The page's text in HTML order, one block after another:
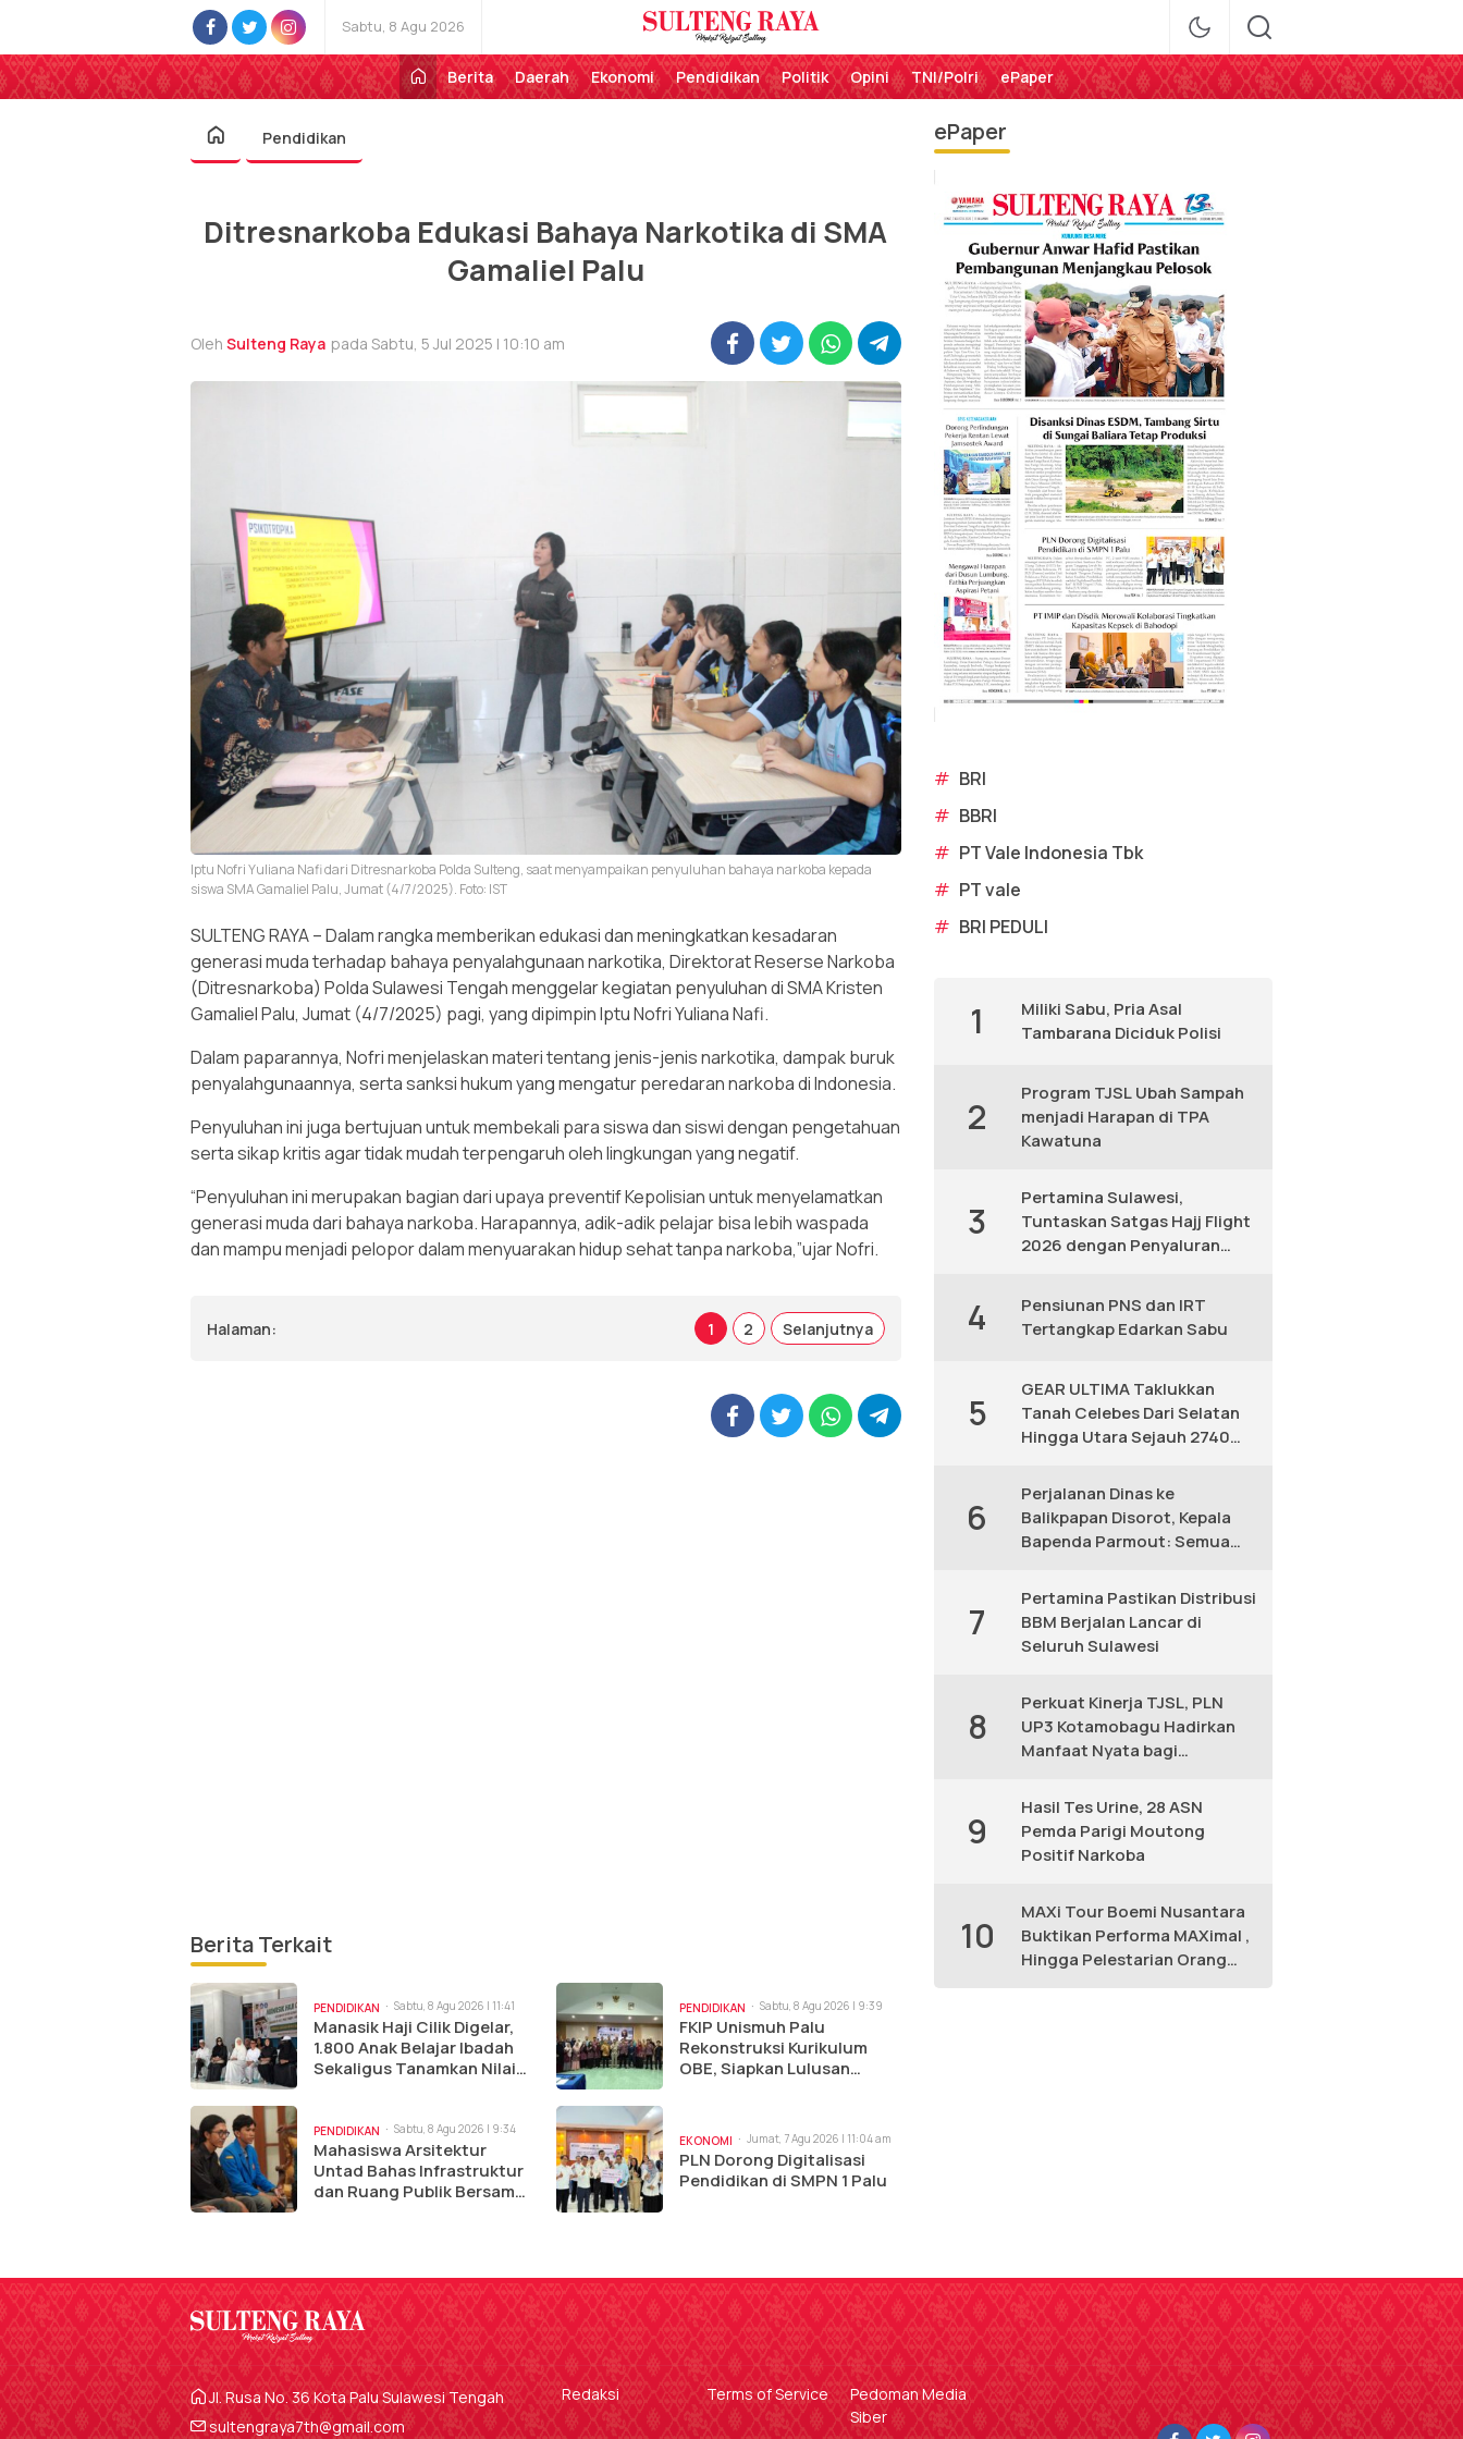
Sabtu, 8 Agu 2026
Sulteng Raya
Perekat Rakyat Sulteng
Berita
Daerah Ekonomi Pendidikan Politik Opini TNI/Polri ePaper
Pendidikan
Ditresnarkoba Edukasi Bahaya Narkotika di SMA
Gamaliel Palu
Oleh Sulteng Raya pada Sabtu, 5 Jul 2025 | 10:10 am
Iptu Nofri Yuliana Nafi dari Ditresnarkoba Polda Sulteng, saat menyampaikan penyuluhan bahaya narkoba kepada
siswa SMA Gamaliel Palu, Jumat (4/7/2025). Foto: IST
SULTENG RAYA – Dalam rangka memberikan edukasi dan meningkatkan kesadaran
generasi muda terhadap bahaya penyalahgunaan narkotika, Direktorat Reserse Narkoba
(Ditresnarkoba) Polda Sulawesi Tengah menggelar kegiatan penyuluhan di SMA Kristen
Gamaliel Palu, Jumat (4/7/2025) pagi, yang dipimpin Iptu Nofri Yuliana Nafi.
Dalam paparannya, Nofri menjelaskan materi tentang jenis-jenis narkotika, dampak buruk
penyalahgunaannya, serta sanksi hukum yang mengatur peredaran narkoba di Indonesia.
Penyuluhan ini juga bertujuan untuk membekali para siswa dan siswi dengan pengetahuan
serta sikap kritis agar tidak mudah terpengaruh oleh lingkungan yang negatif.
“Penyuluhan ini merupakan bagian dari upaya preventif Kepolisian untuk menyelamatkan
generasi muda dari bahaya narkoba. Harapannya, adik-adik pelajar bisa lebih waspada
dan mampu menjadi pelopor dalam menyuarakan hidup sehat tanpa narkoba,”ujar Nofri.
Halaman: 1 2 Selanjutnya
Berita Terkait
PENDIDIKAN
Sabtu, 8 Agu 2026 | 11:41
am
Manasik Haji Cilik Digelar,
1.800 Anak Belajar Ibadah
Sekaligus Tanamkan Nilai
PENDIDIKAN
Sabtu, 8 Agu 2026 | 9:39
am
FKIP Unismuh Palu
Rekonstruksi Kurikulum
OBE, Siapkan Lulusan
PENDIDIKAN
Sabtu, 8 Agu 2026 | 9:34
am
Mahasiswa Arsitektur
Untad Bahas Infrastruktur
dan Ruang Publik Bersama
EKONOMI Jumat, 7 Agu 2026 | 11:04 am
PLN Dorong Digitalisasi
Pendidikan di SMPN 1 Palu
ePaper
# BRI
# BBRI
# PT Vale Indonesia Tbk
# PT vale
# BRI PEDULI
1
Miliki Sabu, Pria Asal
Tambarana Diciduk Polisi
2
Program TJSL Ubah Sampah
menjadi Harapan di TPA
Kawatuna
3
Pertamina Sulawesi,
Tuntaskan Satgas Hajj Flight
2026 dengan Penyaluran
4
Pensiunan PNS dan IRT
Tertangkap Edarkan Sabu
5
GEAR ULTIMA Taklukkan
Tanah Celebes Dari Selatan
Hingga Utara Sejauh 2740
6
Perjalanan Dinas ke
Balikpapan Disorot, Kepala
Bapenda Parmout: Semua
7
Pertamina Pastikan Distribusi
BBM Berjalan Lancar di
Seluruh Sulawesi
8
Perkuat Kinerja TJSL, PLN
UP3 Kotamobagu Hadirkan
Manfaat Nyata bagi
9
Hasil Tes Urine, 28 ASN
Pemda Parigi Moutong
Positif Narkoba
10
MAXi Tour Boemi Nusantara
Buktikan Performa MAXimal ,
Hingga Pelestarian Orang
Jl. Rusa No. 36 Kota Palu Sulawesi Tengah
sultengraya7th@gmail.com
Redaksi Terms of Service
Pedoman Media
Siber